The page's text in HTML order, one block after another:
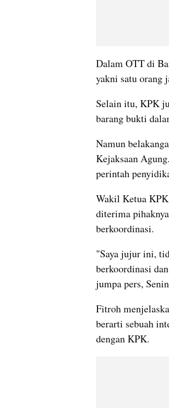
Dalam OTT di
yakni satu orang
Selain itu, KPK
barang bukti
Namun
Kejaksaan
perintah
Wakil Ketua
diterima
berkoordinasi.
"Saya jujur ini,
berkoordinasi
jumpa pers,
Fitroh
berarti sebuah
dengan KPK.